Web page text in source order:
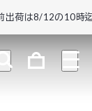
荷は8/12の10時迄